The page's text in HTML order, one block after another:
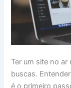
Ter um site no
buscas.
é o primeiro